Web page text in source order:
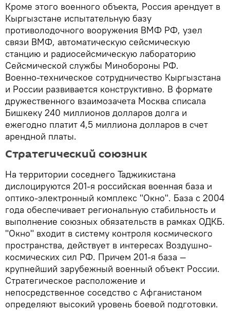
Кроме этого военного объекта, Россия арендует в
Кыргызстане испытательную базу
противолодочного вооружения ВМФ РФ, узел
связи ВМФ, автоматическую сейсмическую
станцию и радиосейсмическую лабораторию
Сейсмической службы Минобороны РФ.
Военно-техническое сотрудничество Кыргызстана
и России развивается конструктивно. В формате
дружественного взаимозачета Москва списала
Бишкеку 240 миллионов долларов долга и
ежегодно платит 4,5 миллиона долларов в счет
арендной платы.
Стратегический союзник
На территории соседнего Таджикистана
дислоцируются 201-я российская военная база и
оптико-электронный комплекс "Окно". База с 2004
года обеспечивает региональную стабильность и
выполнение союзных обязательств в рамках ОДКБ.
"Окно" входит в систему контроля космического
пространства, действует в интересах Воздушно-
космических сил РФ. Причем 201-я база —
крупнейший зарубежный военный объект России.
Стратегическое расположение и
непосредственное соседство с Афганистаном
определяют высокий уровень боевой подготовки.